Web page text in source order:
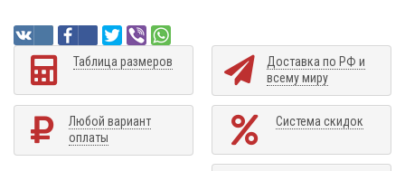
Таблица размеров
Доставка по РФ и
всему миру
Любой вариант
оплаты
Система скидок